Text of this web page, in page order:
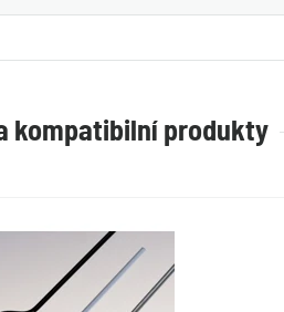
kompatibilní produkty